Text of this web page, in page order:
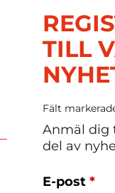
Mer
TILL
Fält
Anmäl dig
del av
E-post*